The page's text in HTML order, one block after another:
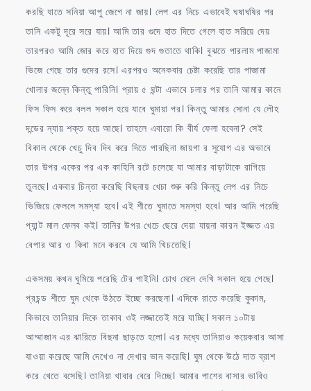
করছি যাতে সনিয়া আপু জেগে না জায়। লেপ এর নিচে এভাবেই ঘষাঘষির পর
তানি একটু দূরে সরে যায়। আমি তার গুদে হাত দিতে গেলে হাত সরিয়ে দেয়
তারপরও আমি জোর করে হাত দিয়ে গুদ গুতাতে থাকি। বুঝতে পারলাম পাজামা
ভিজে গেছে তার গুদের রসে। এরপরও অনেকবার চেষ্টা করেছি তার পাজামা
খোলার জন্নে কিন্তু পারিনি। প্রায় ৫ ঘন্টা এভাবে চলার পর তানি আমার কানে
ফিস ফিস করে বলল সকাল হয়ে যাবে ঘুমায়া পর। কিন্তু আমার সোনা যে লৌহ
দন্ডের ন্যায় শক্ত হয়ে আছে। তাহলে এবারো কি বীর্য ফেলা হবেনা? সেই
বিকাল থেকে খেচু দিব দিব করে দিতে পারছিনা জায়গা র সুযোগ এর অভাবে
তার উপর একের পর এক কাহিনি রটে চলেছে যা আমার বাড়াটাকে রাগিয়ে
তুলছে। একবার চিন্তা করেছি বিছনায় খেচা শুরু করি কিন্তু লেপ এর নিচে
ভিজিয়ে ফেললে সমস্যা হবে। এই শীতে ঘুমাতে সমস্যা হবে। আর আমি পরেছি
প্যান্ট মাল ফেলব কই। তানির উপর খেচে ছেরে দেয়া যায়না কারন ইজ্জত এর
বেপার আর ও কিবা মনে করবে যে আমি খিচতেছি।
একসময় কখন ঘুমিয়ে পরেছি টের পাইনি। চোখ মেলে দেখি সকাল হয়ে গেছে।
প্রচন্ড শীতে ঘুম থেকে উঠতে ইচ্ছে করছেনা। এদিকে রাতে করেছি কুকাম,
কিভাবে তানিয়ার দিকে তাকাব ওই লজ্জাতেই মরে যাচ্ছি। সকাল ১০টায়
আম্মাজান এর ঝারিতে বিছনা ছাড়তে হলো। এর মধ্যে তানিয়াও কয়েকবার আসা
যাওয়া করেছে আমি দেখেও না দেখার ভান করেছি। ঘুম থেকে উঠে দাত ব্রাশ
করে খেতে বসেছি। তানিয়া খাবার বেরে দিচ্ছে। আমার পাশের বাসার ভাবিও